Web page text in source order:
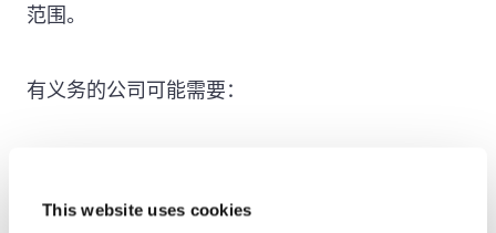
This website uses cookies
范围。
有义务的公司可能需要：
标准和政策，以反映增强的监管环境和增加的